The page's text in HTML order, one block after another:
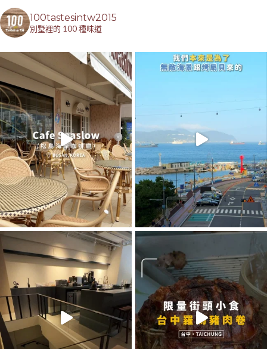
100tastesintw2015
別墅裡的 100 種味道